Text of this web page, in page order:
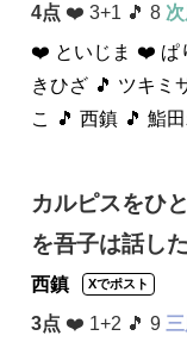
4点 ❤️ 3+1 🎵 8
❤️ といじま ❤️ ぱ
きひざ 🎵 ツキミ
こ
🎵 西鎮 🎵 鮨
カルピスをひ
を吾子は話した
西鎮 Xでポスト
3点 ❤️ 1+2 🎵 9